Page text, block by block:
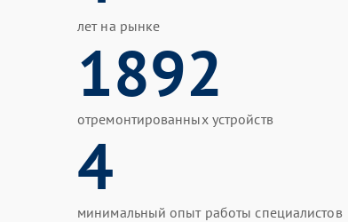
лет на рынке
1892
отремонтированных устройств
4
минимальный опыт работы специалистов